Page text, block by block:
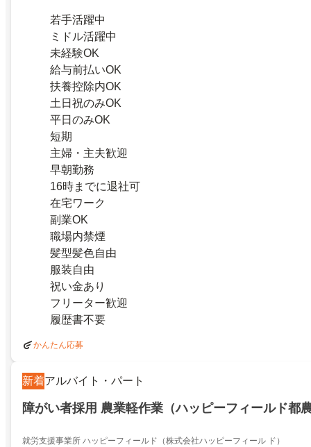
若手活躍中
ミドル活躍中
未経験OK
給与前払いOK
扶養控除内OK
土日祝のみOK
平日のみOK
短期
主婦・主夫歓迎
早朝勤務
16時までに退社可
在宅ワーク
副業OK
職場内禁煙
髪型髪色自由
服装自由
祝い金あり
フリーター歓迎
履歴書不要
かんたん応募
新着アルバイト・パート
障がい者採用 農業軽作業（ハッピーフィールド都
就労支援事業所 ハッピーフィールド（株式会社ハッピーフィール ド）